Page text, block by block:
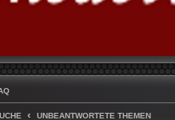
UNBEANTWORTETE THEMEN